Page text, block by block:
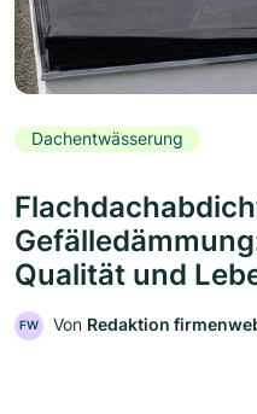
Dachentwässerung
Qualität und
FW Von Redaktion